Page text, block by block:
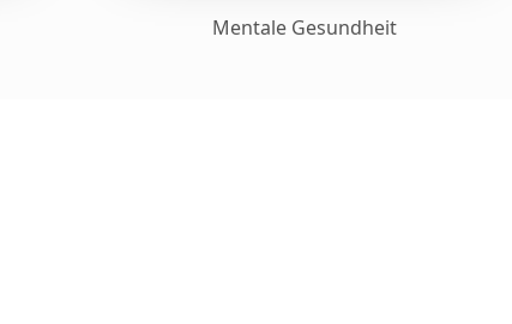
Mentale Gesundheit